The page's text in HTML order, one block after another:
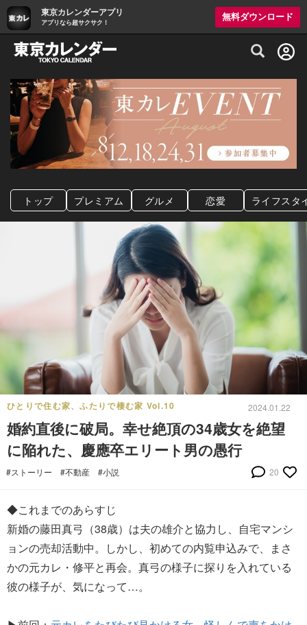
東京カレンダーアプリ
アプリなら超サクサク！
無料ダウンロード
グルメ情報・プレミアムレストラン予約
トップ プレミアム グルメ 恋愛 ライフスタ
ひとりで住む家、ふたりで棲む家 Vol.10 2024.01.22
婚約直後に破局。幸せ絶頂の34歳女を絶望
に陥れた、慶應卒エリート男の愚行
#ストーリー #不動産 #小説 20
◆これまでのあらすじ
新婚の藤田真弓（38歳）は夫の雄介と協力し、自宅マンシ
ョンの売却活動中。しかし、初めての内覧申込みで、まさ
かの元カレ・修平と再会。真弓の様子に探りを入れている
彼の様子が、気になって…。